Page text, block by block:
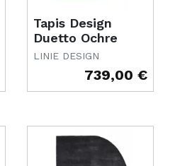
Tapis Design
Duetto Ochre
LINIE DESIGN
739,00 €